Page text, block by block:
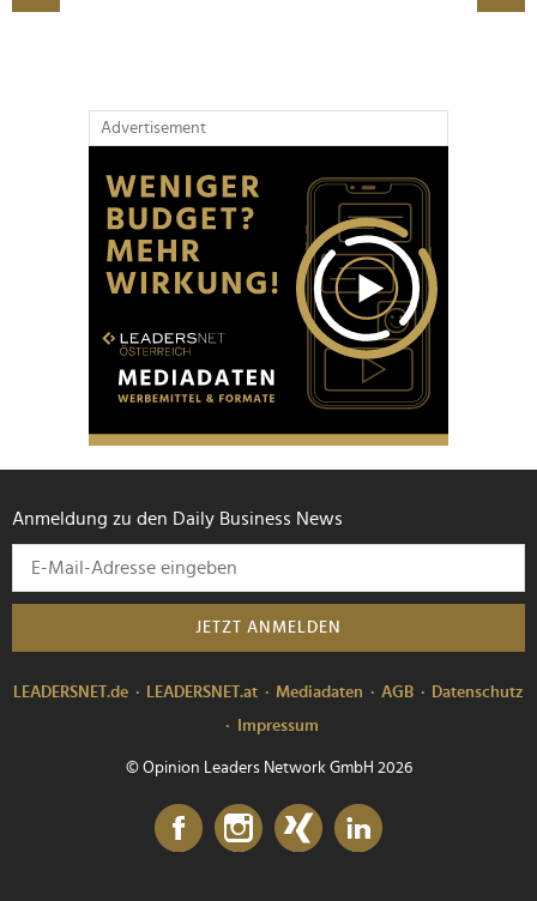
weiteren Daten zusammen, die Sie ihnen bereitgestellt
Advertisement
Anmeldung zu den Daily Business News
JETZT ANMELDEN
LEADERSNET.de LEADERSNET.at Mediadaten AGB
Datenschutz
Impressum
© Opinion Leaders Network GmbH 2026